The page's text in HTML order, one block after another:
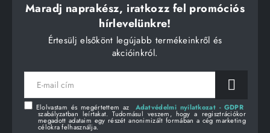
Maradj naprakész, iratkozz fel promóciós
hírlevelünkre!
Értesülj elsőkönt legújabb termékeinkről és
akcióinkról.
E-
mail
Elolvastam és megértettem az Adatvédelmi nyilatkozat - GDPR
szabályzatban leírtakat. Tudomásul veszem, hogy a regisztrációkor
megadott adataim egy részét anonimizált formában a cég marketing
célokra felhasználja.